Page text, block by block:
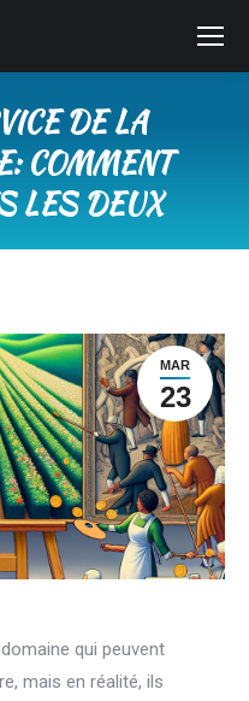
DE LA
COMMENT
LES DEUX
MAR
23
qui peuvent
mais en réalité, ils